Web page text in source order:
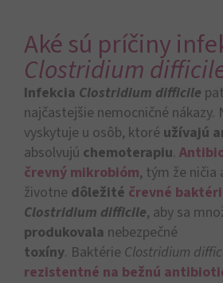
Aké sú príčiny
Clostridium
Infekcia Clostridium difficile
najčastejšie nemocničné nákazy.
vyskytuje u osôb, ktoré užívajú
absolvujú chemoterapiu.
črevný mikrobióm, tým že ničia
životne dôležité črevné
Clostridium difficile, aby sa
produkovala nebezpečné
toxíny. Baktérie Clostridium
rezistentné na bežnú